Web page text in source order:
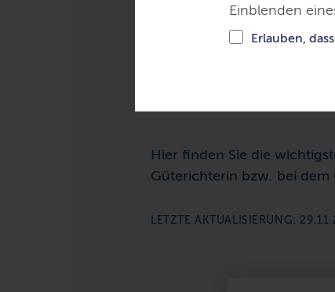
Einblenden
Erlauben,
Gerichte & Justizbehörden
Hier finden Sie die
Güterichterin bzw. bei dem
LETZTE AKTUALISIERUNG: